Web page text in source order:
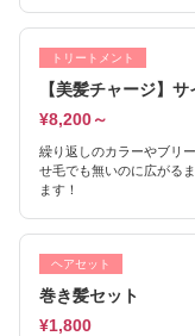
トリートメント
【美髪チャージ】
¥8,200～
繰り返しのカラーやブリ
せ毛でも無いのに広がる
ます！
ヘアセット
巻き髪セット
¥1,800